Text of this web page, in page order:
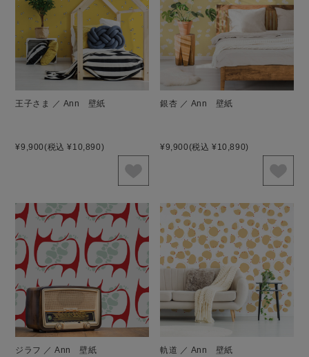
王子さま ／ Ann 壁紙
¥9,900(税込 ¥10,890)
銀杏 ／ Ann 壁紙
¥9,900(税込 ¥10,890)
ジラフ ／ Ann 壁紙 軌道 ／ Ann 壁紙